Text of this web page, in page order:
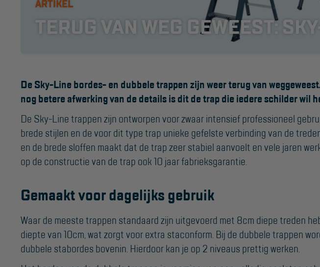
KEURING
Keuring en Inspectie
Ladders en
Steigers
Valbeveiliging
Reparatie en
onderhoud
OVER ONS
Vestigingen
Dealers
Product video's
Blog
SUPPORT
Handleidingen
Tips en trucs
Garantie
Algemene
voorwaarden
ARTIKEL
TERUG VAN WEG GEWEEST:
De Sky-Line bordes- en dubbele trappen zijn weer terug van
nog betere afwerking van de details is dit de trap die iedere schilder wil
De Sky-Line trappen zijn ontworpen voor zwaar intensief professioneel
brede stijlen en de voor dit type trap unieke gefelste verbinding van de
en de brede sloffen maakt dat de trap zeer stabiel aanvoelt en vele jaren
op de constructie van de trap ook 10 jaar fabrieksgarantie.
Gemaakt voor dagelijks gebruik
Waar de meeste trappen standaard zijn uitgevoerd met 8cm diepe treden
diepte van 10cm, wat zorgt voor extra staconform. Bij de dubbele trappen
dubbele stabordes bovenin. Hierdoor kan je op 2 niveaus prettig werken.